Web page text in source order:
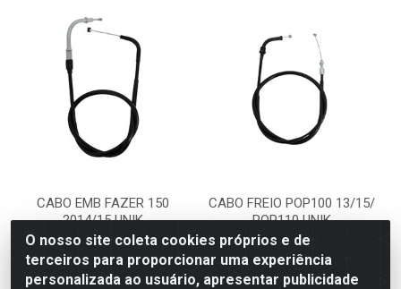
CABO EMB FAZER 150
2014/15 UNIK
Código: 45842
UNIK
CABO FREIO POP100 13/15/
POP110 UNIK
Código: 45846
UNIK
O nosso site coleta cookies próprios e de
terceiros para proporcionar uma experiência
personalizada ao usuário, apresentar publicidade